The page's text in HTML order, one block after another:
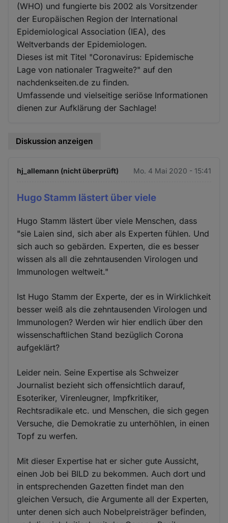
(WHO) und fungierte bis 2002 als Vorsitzender
der Europäischen Region der International
Epidemiological Association (IEA), des
Weltverbands der Epidemiologen.
Dieses ist mit Titel "Coronavirus: Epidemische
Lage von nationaler Tragweite?" auf den
nachdenkseiten.de zu finden.
Umfassende und vielseitige seriöse Informationen
dienen zur Aufklärung der Sachlage!
Diskussion anzeigen
hj_allemann (nicht überprüft) Mo. 4 Mai 2020 - 15:41
Hugo Stamm lästert über viele
Hugo Stamm lästert über viele Menschen, dass
"sie Laien sind, sich aber als Experten fühlen. Und
sich auch so gebärden. Experten, die es besser
wissen als all die zehntausenden Virologen und
Immunologen weltweit."
Ist Hugo Stamm der Experte, der es in Wirklichkeit
besser weiß als die zehntausenden Virologen und
Immunologen? Werden wir hier endlich über den
wissenschaftlichen Stand bezüglich Corona
aufgeklärt?
Leider nein. Seine Expertise als Schweizer
Journalist bezieht sich offensichtlich darauf,
Esoteriker, Virenleugner, Impfkritiker,
Rechtsradikale etc. und Menschen, die sich gegen
Versuche, die Demokratie zu unterhöhlen, in einen
Topf zu werfen.
Mit dieser Expertise hat er sicher gute Aussicht,
einen Job bei BILD zu bekommen. Auch dort und
in entsprechenden Gazetten findet man den
gleichen Versuch, die Argumente all der Experten,
unter denen sich auch Nobelpreisträger befinden,